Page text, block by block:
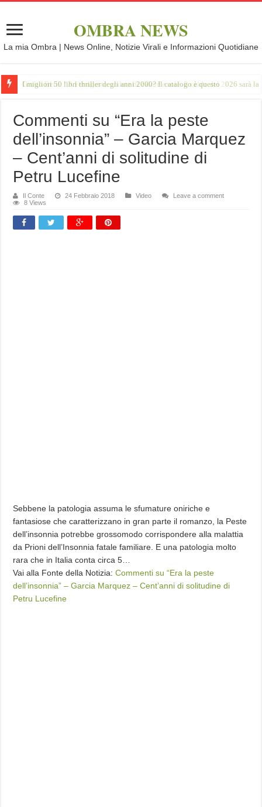
OMBRA NEWS
La mia Ombra | News Online, Notizie Virali e Informazioni Quotidiane
Giulio Betti: “A Ferragosto ondate di calore e sole. Il caldo del 2026 sarà
Commenti su “Era la peste
dell’insonnia” – Garcia Marquez
– Cent’anni di solitudine di
Petru Lucefine
Il Conte 24 Febbraio 2018 Video
Leave a comment
8 Views
Sebbene la patologia assuma le sfumature oniriche e
fantasiose che caratterizzano in gran parte il romanzo, la Peste
dell’insonnia potrebbe grossomodo corrispondere alla malattia
da Prioni dell’Insonnia fatale familiare. E una patologia molto
rara che in Italia conta circa 5…
Vai alla Fonte della Notizia:Commenti su “Era la peste
dell’insonnia” – Garcia Marquez – Cent’anni di solitudine di
Petru Lucefine